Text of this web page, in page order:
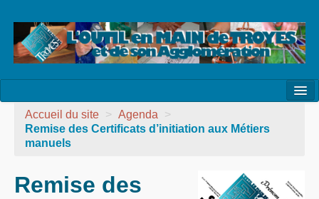
l’Association
la Vie de l’Association
Accueil du site > Agenda
>
Remise des Certificats d’initiation aux Métiers
manuels
Remise des